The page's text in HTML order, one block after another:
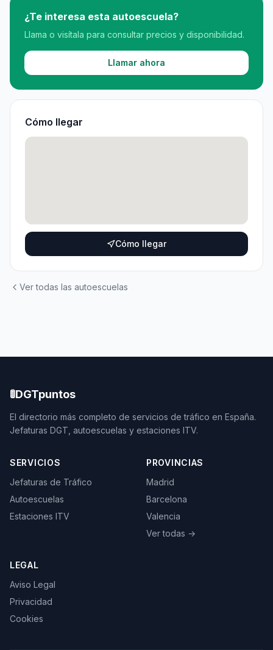
¿Te interesa esta autoescuela?
Llama o visítala para consultar precios y disponibilidad.
Llamar ahora
Cómo llegar
Cómo llegar
Ver todas las autoescuelas
🚦DGTpuntos
El directorio más completo de servicios de tráfico en España.
Jefaturas DGT, autoescuelas y estaciones ITV.
SERVICIOS
Jefaturas de Tráfico
Autoescuelas
Estaciones ITV
PROVINCIAS
Madrid
Barcelona
Valencia
Ver todas →
LEGAL
Aviso Legal
Privacidad
Cookies